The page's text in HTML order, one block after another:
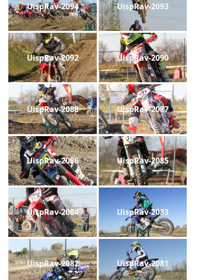
UispRav-2094 UispRav-2093
UispRav-2092 UispRav-2090
UispRav-2088 UispRav-2087
UispRav-2086 UispRav-2085
UispRav-2084 UispRav-2083
UispRav-2082 UispRav-2081